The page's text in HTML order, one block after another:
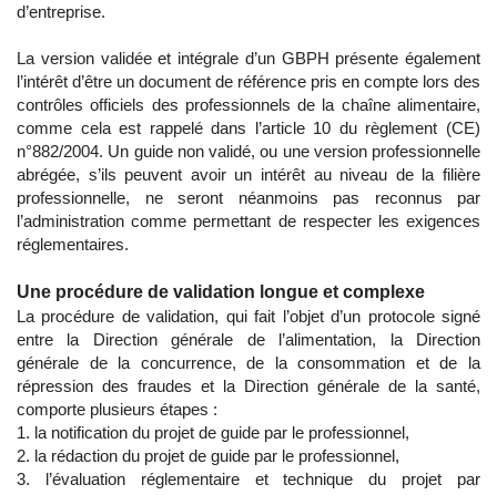
d’entreprise.
La version validée et intégrale d’un GBPH présente également
l’intérêt d’être un document de référence pris en compte lors des
contrôles officiels des professionnels de la chaîne alimentaire,
comme cela est rappelé dans l’article 10 du règlement (CE)
n°882/2004. Un guide non validé, ou une version professionnelle
abrégée, s’ils peuvent avoir un intérêt au niveau de la filière
professionnelle, ne seront néanmoins pas reconnus par
l’administration comme permettant de respecter les exigences
réglementaires.
Une procédure de validation longue et complexe
La procédure de validation, qui fait l’objet d’un protocole signé
entre la Direction générale de l’alimentation, la Direction
générale de la concurrence, de la consommation et de la
répression des fraudes et la Direction générale de la santé,
comporte plusieurs étapes :
la notification du projet de guide par le professionnel,
la rédaction du projet de guide par le professionnel,
l’évaluation réglementaire et technique du projet par